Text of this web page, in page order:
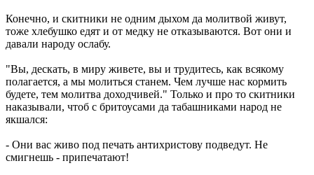
Конечно, и скитники не одним дыхом да молитвой живут,
тоже хлебушко едят и от медку не отказываются. Вот они и
давали народу ослабу.
"Вы, дескать, в миру живете, вы и трудитесь, как всякому
полагается, а мы молиться станем. Чем лучше нас кормить
будете, тем молитва доходчивей." Только и про то скитники
наказывали, чтоб с бритоусами да табашниками народ не
якшался:
- Они вас живо под печать антихристову подведут. Не
смигнешь - припечатают!